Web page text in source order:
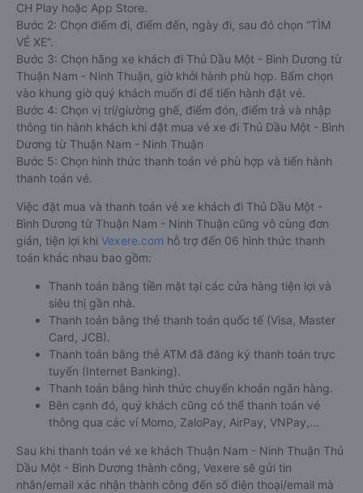
CH Play hoặc App Store.
Bước 2: Chọn điểm đi, điểm đến, ngày đi, sau đó chọn “TÌM
VÉ XE”.
Bước 3: Chọn hãng xe khách đi Thủ Dầu Một - Bình Dương từ
Thuận Nam - Ninh Thuận, giờ khởi hành phù hợp. Bấm chọn
vào khung giờ quý khách muốn đi để tiến hành đặt vé.
Bước 4: Chọn vị trí/giường ghế, điểm đón, điểm trả và nhập
thông tin hành khách khi đặt mua vé xe đi Thủ Dầu Một - Bình
Dương từ Thuận Nam - Ninh Thuận
Bước 5: Chọn hình thức thanh toán vé phù hợp và tiến hành
thanh toán vé.
Việc đặt mua và thanh toán vé xe khách đi Thủ Dầu Một -
Bình Dương từ Thuận Nam - Ninh Thuận cũng vô cùng đơn
giản, tiện lợi khi Vexere.com hỗ trợ đến 06 hình thức thanh
toán khác nhau bao gồm:
Thanh toán bằng tiền mặt tại các cửa hàng tiện lợi và
siêu thị gần nhà.
Thanh toán bằng thẻ thanh toán quốc tế (Visa, Master
Card, JCB).
Thanh toán bằng thẻ ATM đã đăng ký thanh toán trực
tuyến (Internet Banking).
Thanh toán bằng hình thức chuyển khoản ngân hàng.
Bên cạnh đó, quý khách cũng có thể thanh toán vé
thông qua các ví Momo, ZaloPay, AirPay, VNPay,…
Sau khi thanh toán vé xe khách Thuận Nam - Ninh Thuận Thủ
Dầu Một - Bình Dương thành công, Vexere sẽ gửi tin
nhắn/email xác nhận thành công đến số điện thoại/email mà